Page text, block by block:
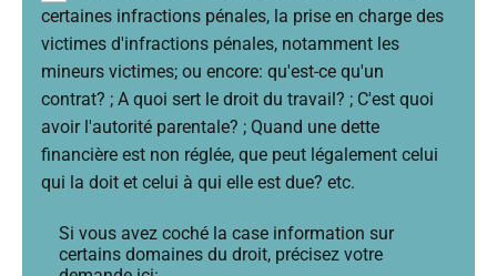
certaines infractions pénales, la prise en charge des
victimes d'infractions pénales, notamment les
mineurs victimes; ou encore: qu'est-ce qu'un
contrat? ; A quoi sert le droit du travail? ; C'est quoi
avoir l'autorité parentale? ; Quand une dette
financière est non réglée, que peut légalement celui
qui la doit et celui à qui elle est due? etc.
Si vous avez coché la case information sur
certains domaines du droit, précisez votre